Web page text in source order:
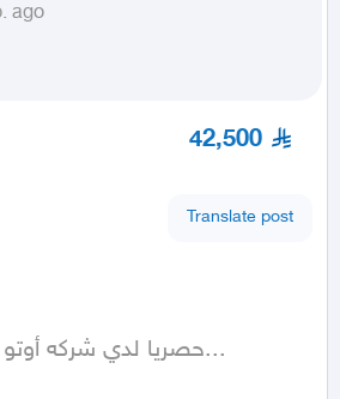
ago
42,500
Translate post
حصريا لدي شركه أوتو باور